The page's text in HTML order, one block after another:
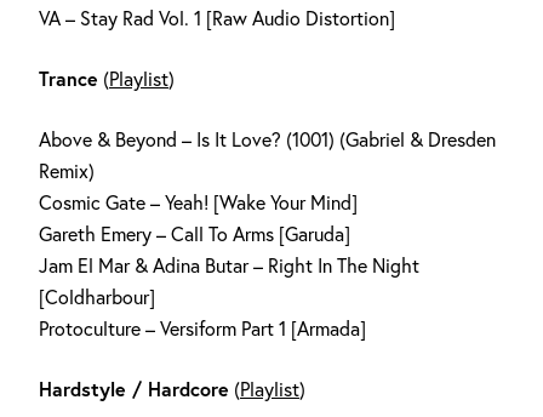
VA – Stay Rad Vol. 1 [Raw Audio Distortion]
Trance (Playlist)
Above & Beyond – Is It Love? (1001) (Gabriel & Dresden
Remix)
Cosmic Gate – Yeah! [Wake Your Mind]
Gareth Emery – Call To Arms [Garuda]
Jam El Mar & Adina Butar – Right In The Night
[Coldharbour]
Protoculture – Versiform Part 1 [Armada]
Hardstyle / Hardcore (Playlist)